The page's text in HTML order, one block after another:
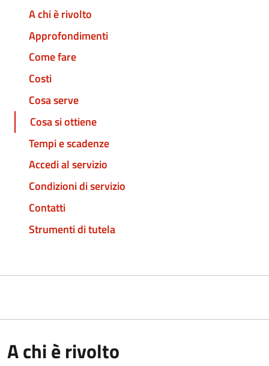
A chi è rivolto
Approfondimenti
Come fare
Costi
Cosa serve
Cosa si ottiene
Tempi e scadenze
Accedi al servizio
Condizioni di servizio
Contatti
Strumenti di tutela
A chi è rivolto